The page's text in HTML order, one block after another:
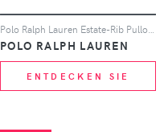
POLO RALPH LAUREN
ENTDECKEN SIE